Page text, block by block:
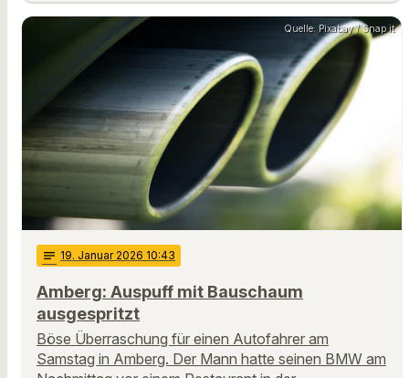
Quelle: Pixabay / Snap it
notes 19. Januar 2026 10:43
Amberg: Auspuff mit Bauschaum
ausgespritzt
Böse Überraschung für einen Autofahrer am
Samstag in Amberg. Der Mann hatte seinen BMW am